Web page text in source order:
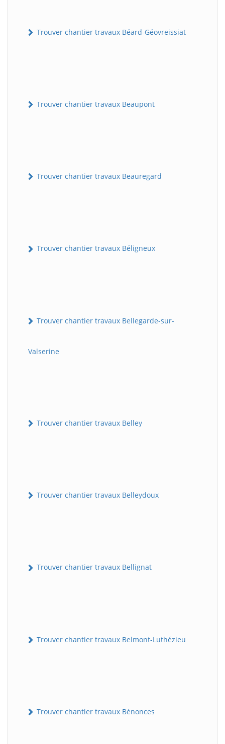
Trouver chantier travaux Béard-Géovreissiat
Trouver chantier travaux Beaupont
Trouver chantier travaux Beauregard
Trouver chantier travaux Béligneux
Trouver chantier travaux Bellegarde-sur-
Valserine
Trouver chantier travaux Belley
Trouver chantier travaux Belleydoux
Trouver chantier travaux Bellignat
Trouver chantier travaux Belmont-Luthézieu
Trouver chantier travaux Bénonces